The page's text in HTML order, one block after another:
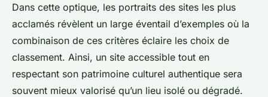
Dans cette optique, les portraits des sites les plus
acclamés révèlent un large éventail d’exemples où la
combinaison de ces critères éclaire les choix de
classement. Ainsi, un site accessible tout en
respectant son patrimoine culturel authentique sera
souvent mieux valorisé qu’un lieu isolé ou dégradé.